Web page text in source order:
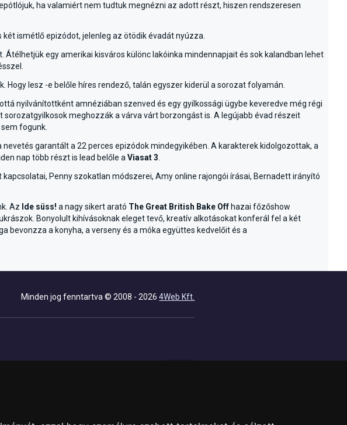
ha valamiért nem tudtuk megnézni az adott részt, hiszen rendszeresen
ismétlő epizódot, jelenleg az ötödik évadát nyúzza.
Átélhetjük egy amerikai kisváros különc lakóinka mindennapjait és sok kalandban lehet
lesz -e belőle híres rendező, talán egyszer kiderül a sorozat folyamán.
nyilvánítottként amnéziában szenved és egy gyilkossági ügybe keveredve még régi
meghozzák a várva várt borzongást is. A legújabb évad részeit
fogunk.
garantált a 22 perces epizódok mindegyikében. A karakterek kidolgozottak, a
nap több részt is lead belőle a Viasat 3
Penny szokatlan módszerei, Amy online rajongói írásai, Bernadett irányító
Az Ide süss! a nagy sikert arató The Great British Bake Off hazai főzőshow
Bonyolult kihívásoknak eleget tevő, kreatív alkotásokat konferál fel a két
a konyha, a verseny és a móka együttes kedvelőit és a
Minden jog fenntartva © 2008 - 20264Web Kft.